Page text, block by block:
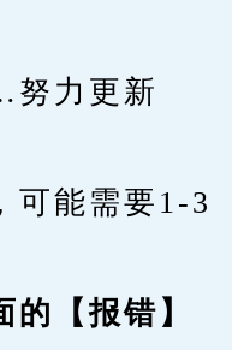
力更新
能需要1-3
【报错】